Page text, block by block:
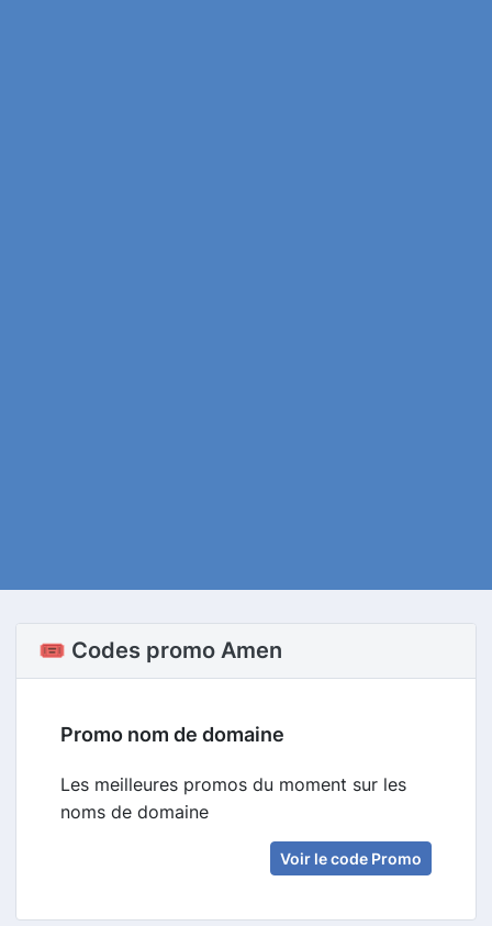
🎟️ Codes promo Amen
Promo nom de domaine
Les meilleures promos du moment sur les
noms de domaine
Voir le code Promo